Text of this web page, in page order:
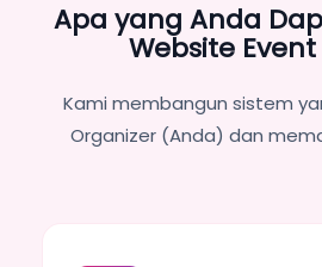
Apa yang Anda
Website
Kami membangun sistem
Organizer (Anda) dan